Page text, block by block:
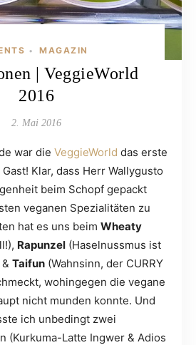
• MAGAZIN
| VeggieWorld
2016
2. Mai 2016
war die VeggieWorld das erste
Klar, dass Herr Wallygusto
beim Schopf gepackt
veganen Spezialitäten zu
hat es uns beim Wheaty
Rapunzel (Haselnussmus ist
Taifun (Wahnsinn, der CURRY
wohingegen die vegane
nicht munden konnte. Und
ich unbedingt zwei
(Kurkuma-Latte Ingwer & Adios